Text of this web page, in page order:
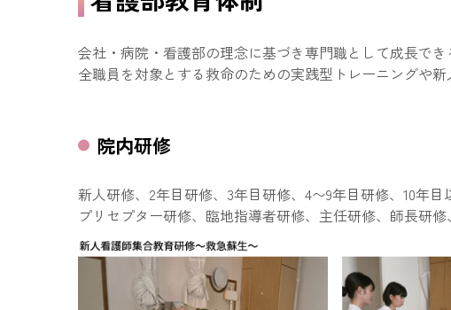
会社・病院・看護部の理念に基づき専門職として成長でき
全職員を対象とする救命のための実践型トレーニングや
院内研修
新人研修、2年目研修、3年目研修、4〜9年目研修、10年目
プリセプター研修、臨地指導者研修、主任研修、師長研